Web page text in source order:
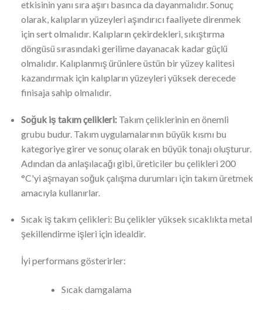
etkisinin yanı sıra aşırı basınca da dayanmalıdır. Sonuç
olarak, kalıpların yüzeyleri aşındırıcı faaliyete direnmek
için sert olmalıdır. Kalıpların çekirdekleri, sıkıştırma
döngüsü sırasındaki gerilime dayanacak kadar güçlü
olmalıdır. Kalıplanmış ürünlere üstün bir yüzey kalitesi
kazandırmak için kalıpların yüzeyleri yüksek derecede
finisaja sahip olmalıdır.
Soğuk iş takım çelikleri:Takım çeliklerinin en önemli
grubu budur. Takım uygulamalarının büyük kısmı bu
kategoriye girer ve sonuç olarak en büyük tonajı oluşturur.
Adından da anlaşılacağı gibi, üreticiler bu çelikleri 200
°C'yi aşmayan soğuk çalışma durumları için takım üretmek
amacıyla kullanırlar.
Sıcak iş takım çelikleri: Bu çelikler yüksek sıcaklıkta metal
şekillendirme işleri için idealdir.
İyi performans gösterirler:
Sıcak damgalama